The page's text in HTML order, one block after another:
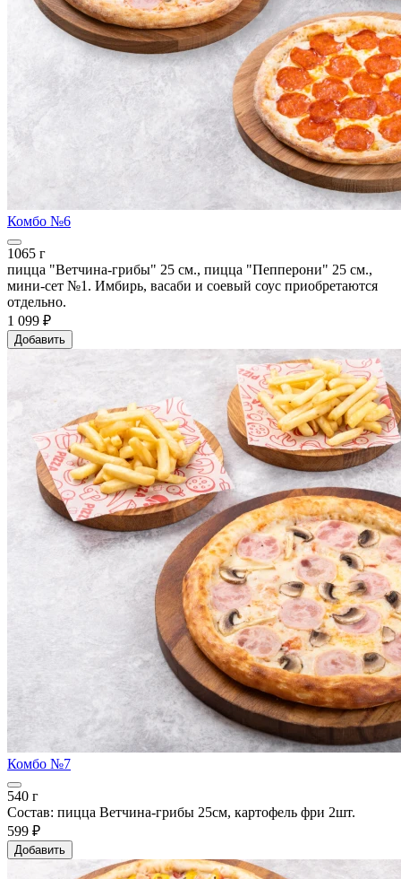
Комбо №6
1065 г
пицца "Ветчина-грибы" 25 см., пицца "Пепперони" 25 см.,
мини-сет №1. Имбирь, васаби и соевый соус приобретаются
отдельно.
1 099 ₽
Добавить
Комбо №7
540 г
Состав: пицца Ветчина-грибы 25см, картофель фри 2шт.
599 ₽
Добавить